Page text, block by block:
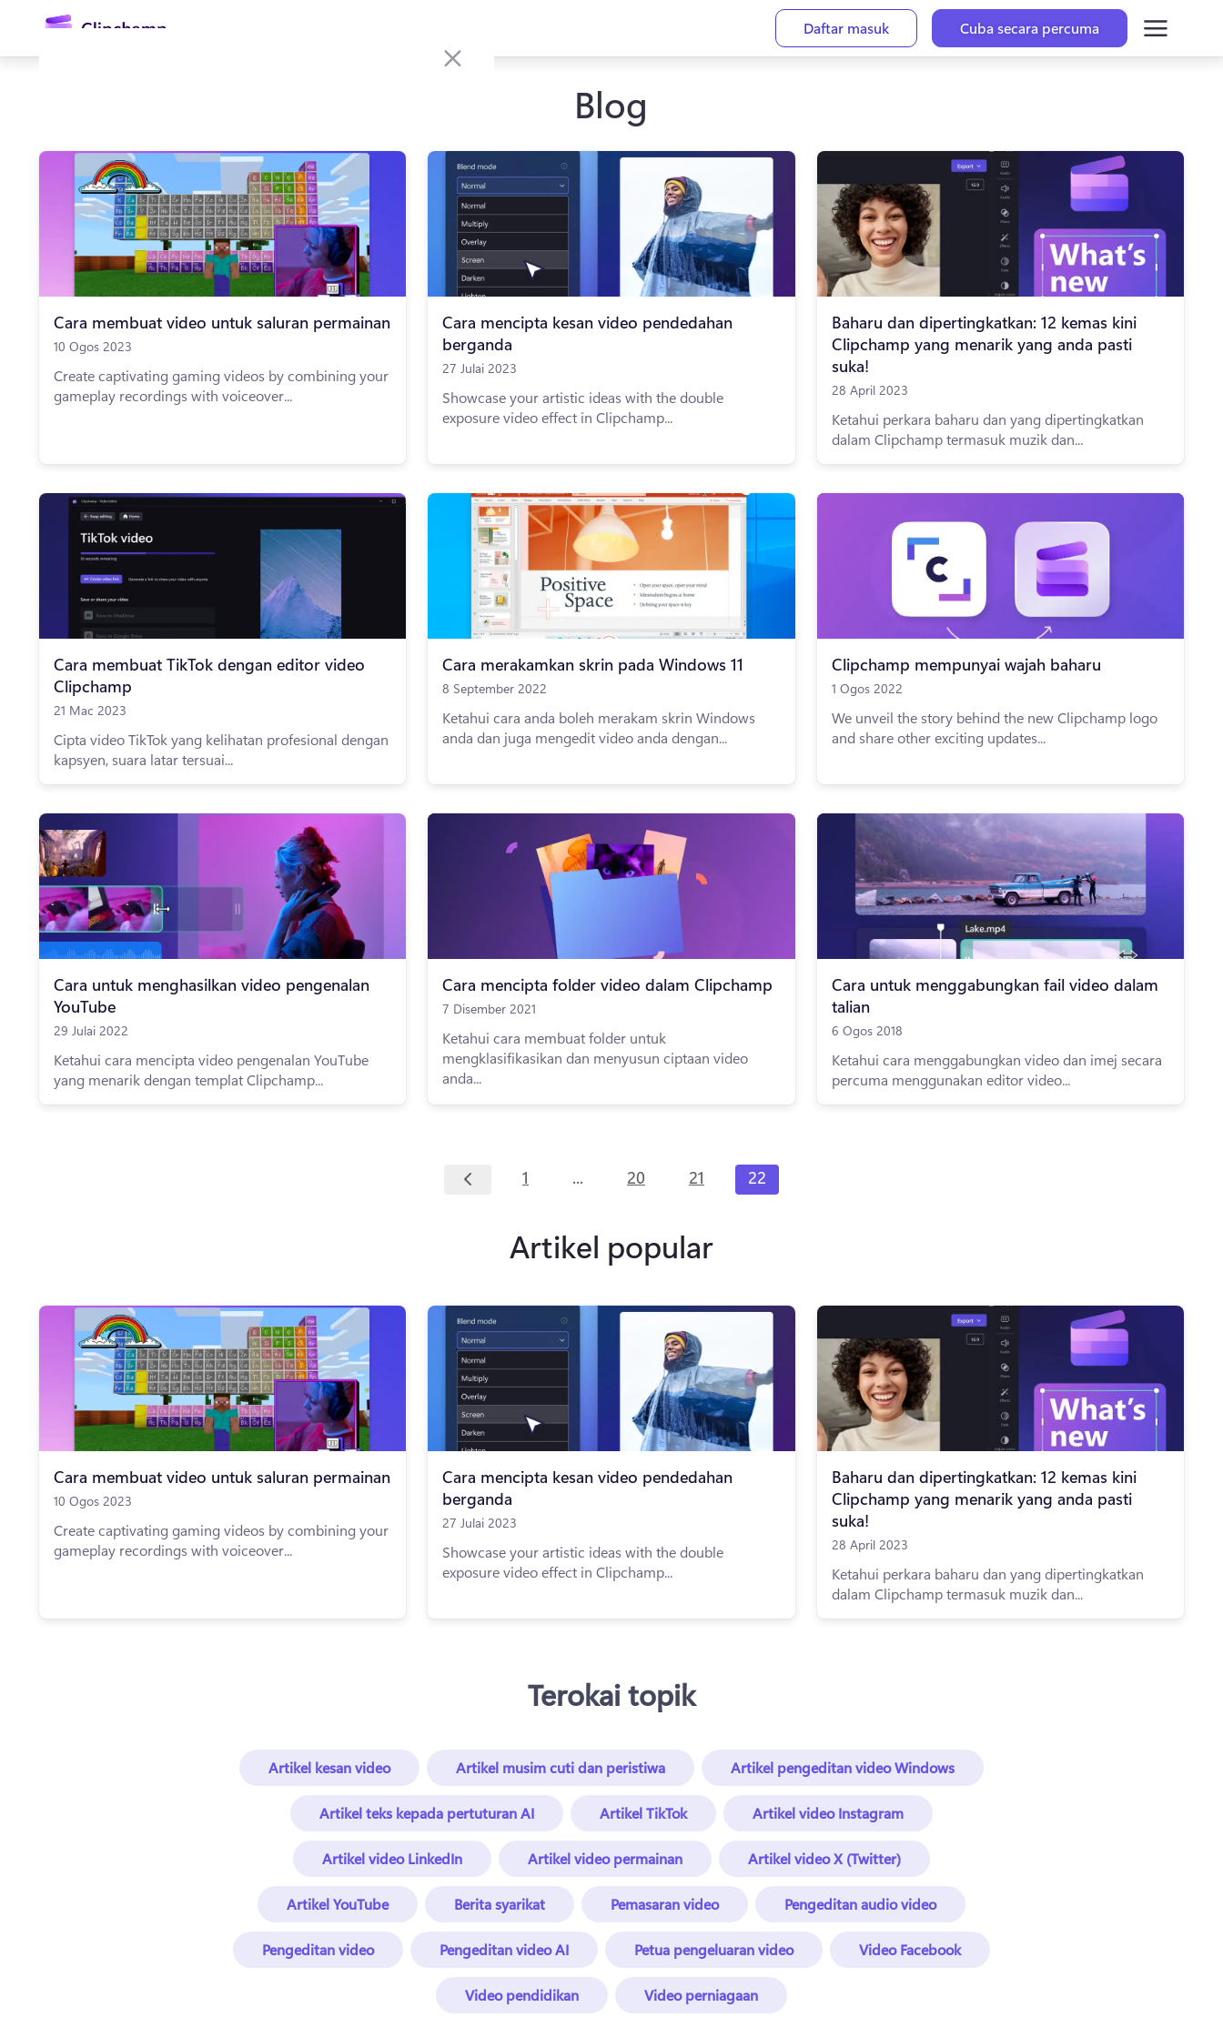
Daftar masuk Cuba secara percuma
Daftar masuk
Blog
Cara membuat video untuk saluran permainan
10 Ogos 2023
Create captivating gaming videos by combining your
gameplay recordings with voiceover...
Cara mencipta kesan video pendedahan
berganda
27 Julai 2023
Showcase your artistic ideas with the double
exposure video effect in Clipchamp...
Baharu dan dipertingkatkan: 12 kemas kini
Clipchamp yang menarik yang anda pasti
suka!
28 April 2023
Ketahui perkara baharu dan yang dipertingkatkan
dalam Clipchamp termasuk muzik dan...
Cara membuat TikTok dengan editor video
Clipchamp
21 Mac 2023
Cipta video TikTok yang kelihatan profesional dengan
kapsyen, suara latar tersuai...
Cara merakamkan skrin pada Windows 11
8 September 2022
Ketahui cara anda boleh merakam skrin Windows
anda dan juga mengedit video anda dengan...
Clipchamp mempunyai wajah baharu
1 Ogos 2022
We unveil the story behind the new Clipchamp logo
and share other exciting updates...
Cara untuk menghasilkan video pengenalan
YouTube
29 Julai 2022
Ketahui cara mencipta video pengenalan YouTube
yang menarik dengan templat Clipchamp...
Cara mencipta folder video dalam Clipchamp
7 Disember 2021
Ketahui cara membuat folder untuk
mengklasifikasikan dan menyusun ciptaan video
anda...
Cara untuk menggabungkan fail video dalam
talian
6 Ogos 2018
Ketahui cara menggabungkan video dan imej secara
percuma menggunakan editor video...
1 ... 20 21 22
Artikel popular
Cara membuat video untuk saluran permainan
10 Ogos 2023
Create captivating gaming videos by combining your
gameplay recordings with voiceover...
Cara mencipta kesan video pendedahan
berganda
27 Julai 2023
Showcase your artistic ideas with the double
exposure video effect in Clipchamp...
Baharu dan dipertingkatkan: 12 kemas kini
Clipchamp yang menarik yang anda pasti
suka!
28 April 2023
Ketahui perkara baharu dan yang dipertingkatkan
dalam Clipchamp termasuk muzik dan...
Terokai topik
Artikel kesan video Artikel musim cuti dan peristiwa Artikel pengeditan video Windows
Artikel teks kepada pertuturan AI Artikel TikTok Artikel video Instagram
Artikel video LinkedIn Artikel video permainan Artikel video X (Twitter)
Artikel YouTube Berita syarikat Pemasaran video Pengeditan audio video
Pengeditan video Pengeditan video AI Petua pengeluaran video Video Facebook
Video pendidikan Video perniagaan